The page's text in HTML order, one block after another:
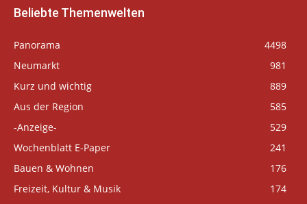
Beliebte Themenwelten
Panorama
4498
Neumarkt
981
Kurz und wichtig
889
Aus der Region
585
-Anzeige-
529
Wochenblatt E-Paper
241
Bauen & Wohnen
176
Freizeit, Kultur & Musik
174